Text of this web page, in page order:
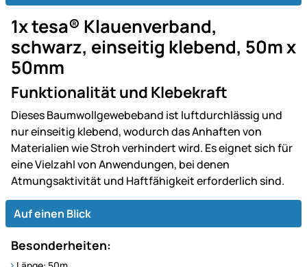
1x tesa® Klauenverband,
schwarz, einseitig klebend, 50m x
50mm
Funktionalität und Klebekraft
Dieses Baumwollgewebeband ist luftdurchlässig und
nur einseitig klebend, wodurch das Anhaften von
Materialien wie Stroh verhindert wird. Es eignet sich für
eine Vielzahl von Anwendungen, bei denen
Atmungsaktivität und Haftfähigkeit erforderlich sind.
Auf einen Blick
Besonderheiten: